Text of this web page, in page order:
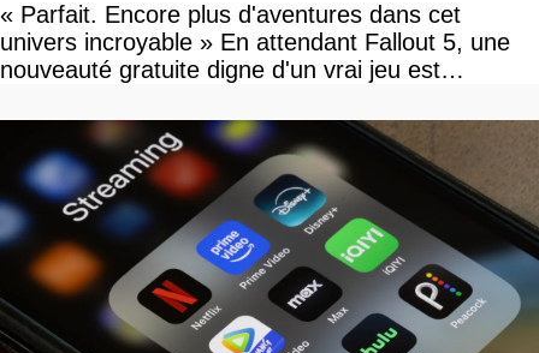
« Parfait. Encore plus d'aventures dans cet
univers incroyable » En attendant Fallout 5, une
nouveauté gratuite digne d'un vrai jeu est